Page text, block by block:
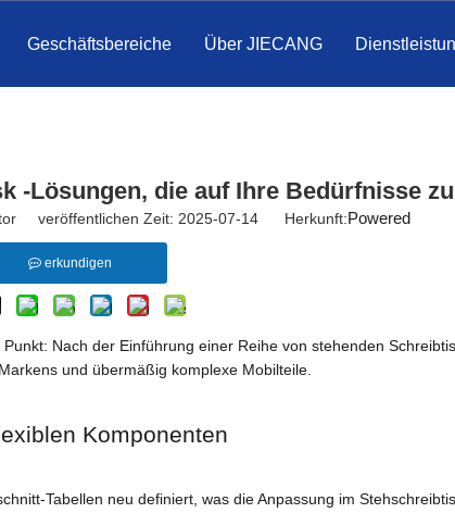
Geschäftsbereiche Über JIECANG
-Lösungen, die auf Ihre Bedürfnisse
veröffentlichen Zeit: 2025-07-14 Herkunft:Powered
erkundigen
Nach der Einführung einer Reihe von stehenden
und übermäßig komplexe Mobilteile.
Komponenten
Tabellen neu definiert, was die Anpassung im